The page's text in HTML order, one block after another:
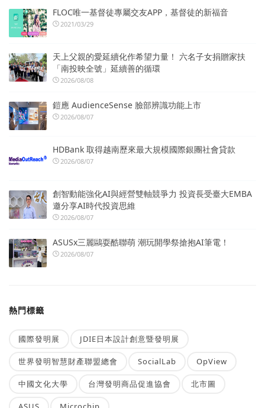
FLOC唯一基督徒專屬交友APP，基督徒的新福音
2021/03/29
天上父親的愛延續化作希望力量！ 六名子女捐贈家扶
「南投映全號」延續善的循環
2026/08/08
鎧應 AudienceSense 臉部辨識功能上市
2026/08/07
HDBank 取得越南歷來最大規模國際銀團社會貸款
2026/08/07
創智動能強化AI與經營雙軸競爭力 投資長受臺大EMBA
邀分享AI時代投資思維
2026/08/07
ASUSx三麗鷗耍酷聯萌 潮玩開學祭搶抱AI筆電！
2026/08/07
熱門標籤
國際發明展 JDIE日本設計創意暨發明展
世界發明智慧財產聯盟總會 SocialLab OpView
中國文化大學 台灣發明商品促進協會 北市圖